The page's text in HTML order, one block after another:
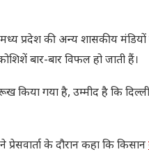
प्रदेश की अन्य शासकीय
बार-बार विफल हो जाती हैं।
किया गया है, उम्मीद है कि
प्रेसवार्ता के दौरान कहा कि किसान